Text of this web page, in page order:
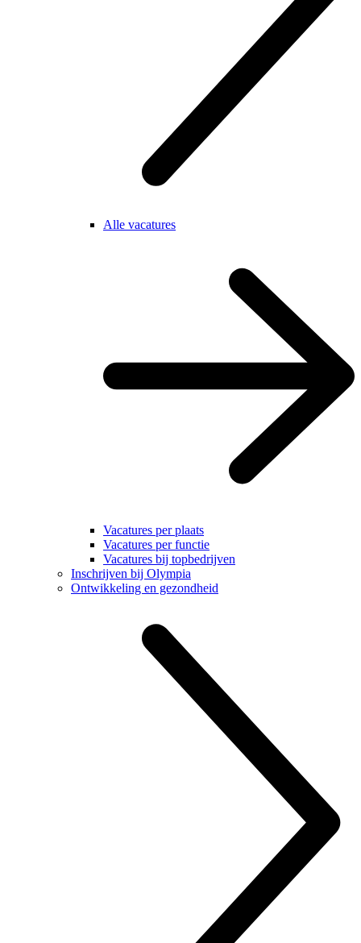
Alle vacatures
Vacatures per plaats
Vacatures per functie
Vacatures bij topbedrijven
Inschrijven bij Olympia
Ontwikkeling en gezondheid